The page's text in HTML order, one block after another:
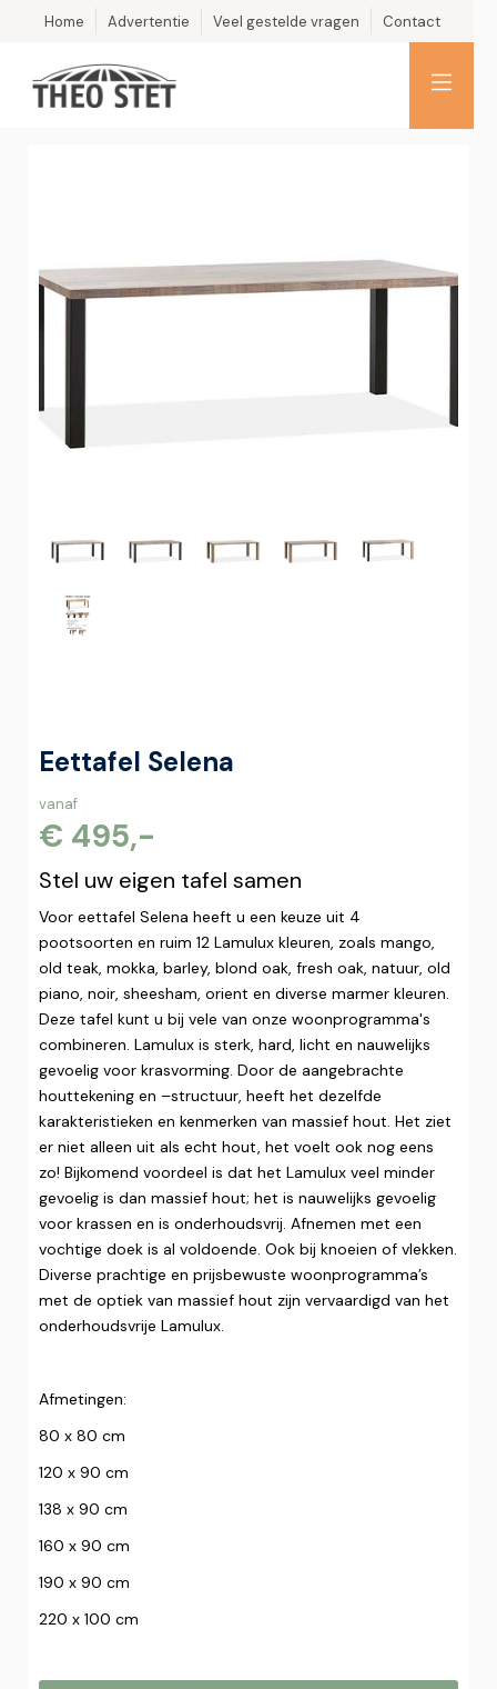
Home Advertentie Veel gestelde vragen Contact
Eettafel Selena
vanaf
€ 495,-
Stel uw eigen tafel samen
Voor eettafel Selena heeft u een keuze uit 4
pootsoorten en ruim 12 Lamulux kleuren, zoals mango,
old teak, mokka, barley, blond oak, fresh oak, natuur, old
piano, noir, sheesham, orient en diverse marmer kleuren.
Deze tafel kunt u bij vele van onze woonprogramma's
combineren. Lamulux is sterk, hard, licht en nauwelijks
gevoelig voor krasvorming. Door de aangebrachte
houttekening en –structuur, heeft het dezelfde
karakteristieken en kenmerken van massief hout. Het ziet
er niet alleen uit als echt hout, het voelt ook nog eens
zo! Bijkomend voordeel is dat het Lamulux veel minder
gevoelig is dan massief hout; het is nauwelijks gevoelig
voor krassen en is onderhoudsvrij. Afnemen met een
vochtige doek is al voldoende. Ook bij knoeien of vlekken.
Diverse prachtige en prijsbewuste woonprogramma’s
met de optiek van massief hout zijn vervaardigd van het
onderhoudsvrije Lamulux.
Afmetingen:
80 x 80 cm
120 x 90 cm
138 x 90 cm
160 x 90 cm
190 x 90 cm
220 x 100 cm